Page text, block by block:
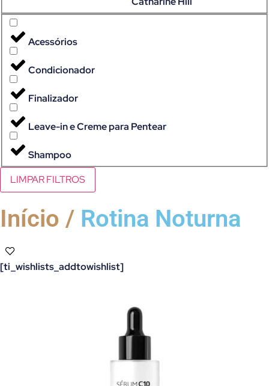
Acessórios
Condicionador
Finalizador
Leave-in e Creme para Pentear
Shampoo
LIMPAR FILTROS
Início / Rotina Noturna
[ti_wishlists_addtowishlist]